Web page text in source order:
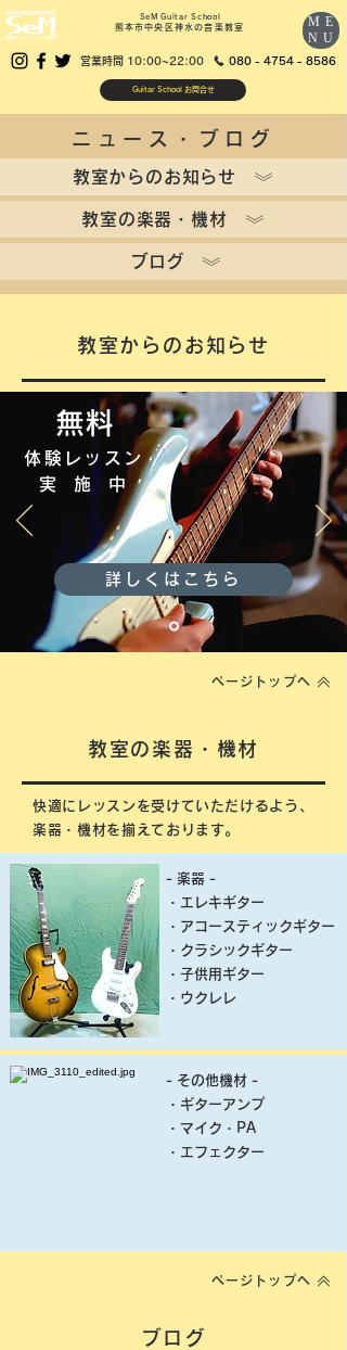
熊本市中央区神水の音楽教室
SeM Guitar School
Guitar School お問合せ
営業時間 10:00~22:00 080 - 4754 - 8586
ME
NU
ニュース・ブログ
教室からのお知らせ
教室の楽器・機材
ブログ
教室からのお知らせ
無料
体験レッスン
実施中
詳しくはこちら
ページトップへ
教室の楽器・機材
快適にレッスンを受けていただけるよう、
楽器・機材を揃えております。
- 楽器 -
・エレキギター
・アコースティックギター
・クラシックギター
・子供用ギター
​・ウクレレ
- その他機材 -
・ギターアンプ
・マイク・PA
​・エフェクター
ページトップへ
ブログ